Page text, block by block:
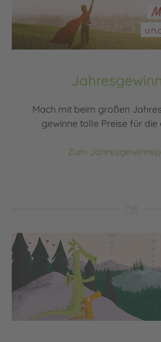
Mach mit beim großen
gewinne tolle Preise für die
Zum